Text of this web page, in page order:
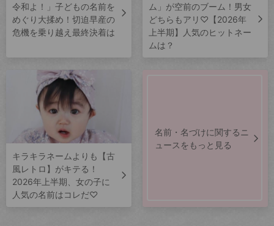
令和よ！」子どもの名前を
めぐり大揉め！切迫早産の
危機を乗り越え最終決着は
ム」が空前のブーム！男女
どちらもアリ♡【2026年
上半期】人気のヒットネー
ムは？
キラキラネームよりも【古
風レトロ】がキテる！
2026年上半期、女の子に
人気の名前はコレだ♡
名前・名づけに関するニ
ュースをもっと見る